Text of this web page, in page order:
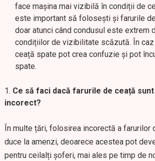
face mașina mai vizibilă în condiții de
este important să folosești și farurile
doar atunci când condusul este extrem
condițiilor de vizibilitate scăzută. În caz
ceață spate pot crea confuzie și pot
spate.
Ce să faci dacă farurile de ceață
incorect?
În multe țări, folosirea incorectă a farurilor
duce la amenzi, deoarece acestea pot
pentru ceilalți șoferi, mai ales pe timp de